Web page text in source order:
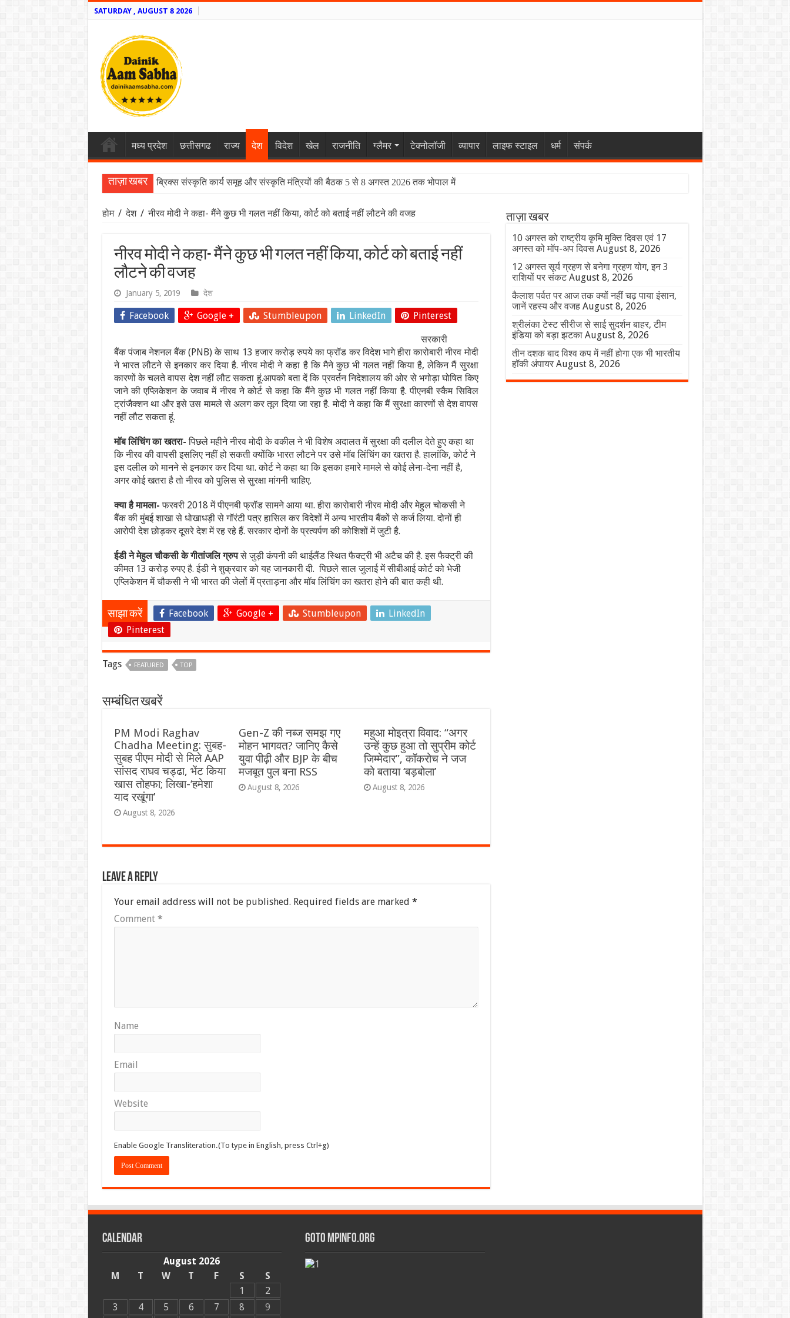
SATURDAY , AUGUST 8 2026
मध्य प्रदेश छत्तीसगढ राज्य देश विदेश खेल राजनीति ग्लैमर टेक्नोलॉजी व्यापार लाइफ स्टाइल धर्म संपर्क
ताज़ा खबर ब्रिक्स संस्कृति कार्य समूह और संस्कृति मंत्रियों की बैठक 5 से 8 अगस्त 2026 तक भोपाल में
होम / देश / नीरव मोदी ने कहा- मैंने कुछ भी गलत नहीं किया, कोर्ट को बताई नहीं लौटने की वजह
नीरव मोदी ने कहा- मैंने कुछ भी गलत नहीं किया, कोर्ट को बताई नहीं
लौटने की वजह
January 5, 2019 देश
Facebook Google + Stumbleupon LinkedIn Pinterest
सरकारी
बैंक पंजाब नेशनल बैंक (PNB) के साथ 13 हजार करोड़ रुपये का फ्रॉड कर विदेश भागे हीरा कारोबारी नीरव मोदी
ने भारत लौटने से इनकार कर दिया है. नीरव मोदी ने कहा है कि मैने कुछ भी गलत नहीं किया है, लेकिन मैं सुरक्षा
कारणों के चलते वापस देश नहीं लौट सकता हूं.आपको बता दें कि प्रवर्तन निदेशालय की ओर से भगोड़ा घोषित किए
जाने की एप्लिकेशन के जवाब में नीरव ने कोर्ट से कहा कि मैंने कुछ भी गलत नहीं किया है. पीएनबी स्कैम सिविल
ट्रांजैक्शन था और इसे उस मामले से अलग कर तूल दिया जा रहा है. मोदी ने कहा कि मैं सुरक्षा कारणों से देश वापस
नहीं लौट सकता हूं.
मॉब लिंचिंग का खतरा- पिछले महीने नीरव मोदी के वकील ने भी विशेष अदालत में सुरक्षा की दलील देते हुए कहा था
कि नीरव की वापसी इसलिए नहीं हो सकती क्योंकि भारत लौटने पर उसे मॉब लिंचिंग का खतरा है. हालांकि, कोर्ट ने
इस दलील को मानने से इनकार कर दिया था. कोर्ट ने कहा था कि इसका हमारे मामले से कोई लेना-देना नहीं है,
अगर कोई खतरा है तो नीरव को पुलिस से सुरक्षा मांगनी चाहिए.
क्या है मामला- फरवरी 2018 में पीएनबी फ्रॉड सामने आया था. हीरा कारोबारी नीरव मोदी और मेहुल चोकसी ने
बैंक की मुंबई शाखा से धोखाधड़ी से गॉरंटी पत्र हासिल कर विदेशों में अन्य भारतीय बैंकों से कर्ज लिया. दोनों ही
आरोपी देश छोड़कर दूसरे देश में रह रहे हैं. सरकार दोनों के प्रत्यर्पण की कोशिशों में जुटी है.
ईडी ने मेहुल चौकसी के गीतांजलि ग्रुपसे जुड़ी कंपनी की थाईलैंड स्थित फैक्ट्री भी अटैच की है. इस फैक्ट्री की
कीमत 13 करोड़ रुपए है. ईडी ने शुक्रवार को यह जानकारी दी. पिछले साल जुलाई में सीबीआई कोर्ट को भेजी
एप्लिकेशन में चौकसी ने भी भारत की जेलों में प्रताड़ना और मॉब लिंचिंग का खतरा होने की बात कही थी.
साझा करें Facebook Google + Stumbleupon
LinkedIn
Pinterest
Tags FEATURED TOP
सम्बंधित खबरें
PM Modi Raghav
Chadha Meeting: सुबह-
सुबह पीएम मोदी से मिले AAP
सांसद राघव चड्ढा, भेंट किया
खास तोहफा; लिखा-‘हमेशा
याद रखूंगा’
August 8, 2026
Gen-Z की नब्ज समझ गए
मोहन भागवत? जानिए कैसे
युवा पीढ़ी और BJP के बीच
मजबूत पुल बना RSS
August 8, 2026
महुआ मोइत्रा विवाद: “अगर
उन्हें कुछ हुआ तो सुप्रीम कोर्ट
जिम्मेदार”, कॉकरोच ने जज
को बताया ‘बड़बोला’
August 8, 2026
Leave a Reply
Your email address will not be published. Required fields are marked *
Comment *
Name
Email
Website
Enable Google Transliteration.(To type in English, press Ctrl+g)
ताज़ा खबर
10 अगस्त को राष्ट्रीय कृमि मुक्ति दिवस एवं 17
अगस्त को मॉप-अप दिवस August 8, 2026
12 अगस्त सूर्य ग्रहण से बनेगा ग्रहण योग, इन 3
राशियों पर संकट August 8, 2026
कैलाश पर्वत पर आज तक क्यों नहीं चढ़ पाया इंसान,
जानें रहस्य और वजह August 8, 2026
श्रीलंका टेस्ट सीरीज से साई सुदर्शन बाहर, टीम
इंडिया को बड़ा झटका August 8, 2026
तीन दशक बाद विश्व कप में नहीं होगा एक भी भारतीय
हॉकी अंपायर August 8, 2026
Calendar
August 2026
M
T W T F S
S
1
2
3
4 5 6 7 8 9
GOTO MPINFO.ORG